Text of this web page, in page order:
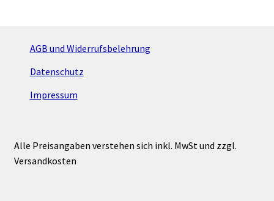
AGB und Widerrufsbelehrung
Datenschutz
Impressum
Alle Preisangaben verstehen sich inkl. MwSt und zzgl.
Versandkosten